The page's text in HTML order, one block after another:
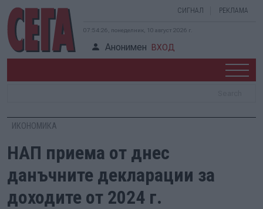
СИГНАЛ РЕКЛАМА
07:54:27, понеделник, 10 август 2026 г.
Анонимен ВХОД
ИКОНОМИКА
НАП приема от днес
данъчните декларации за
доходите от 2024 г.